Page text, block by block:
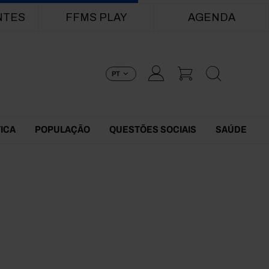
FFMS PLAY AGENDA
PT
POPULAÇÃO QUESTÕES SOCIAIS SAÚDE